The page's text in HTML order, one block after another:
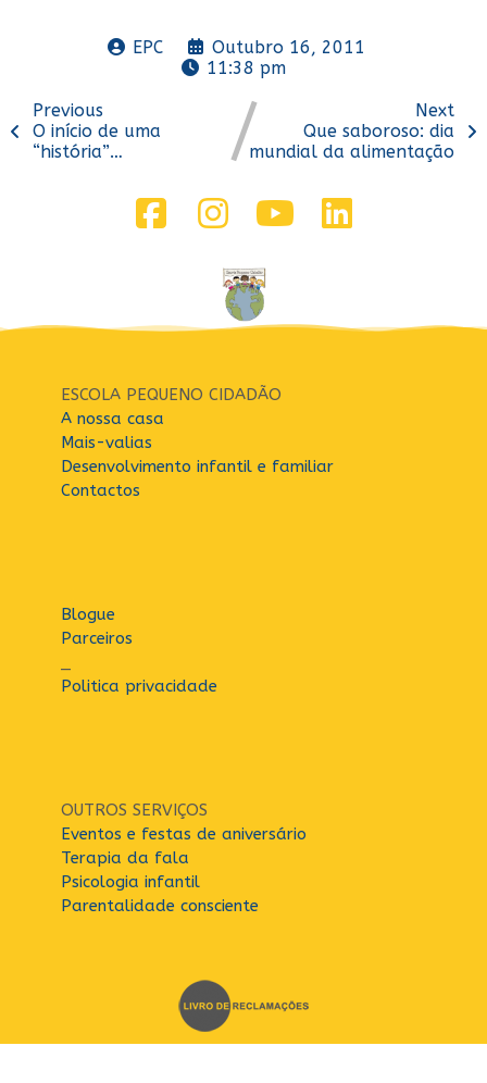
EPC
Outubro 16, 2011
11:38 pm
Previous
O início de uma
“história”…
Next
Que saboroso: dia
mundial da alimentação
ESCOLA PEQUENO CIDADÃO
A nossa casa
Mais-valias
Desenvolvimento infantil e familiar
Contactos
Blogue
Parceiros
Politica privacidade
OUTROS SERVIÇOS
Eventos e festas de aniversário
Terapia da fala
Psicologia infantil
Parentalidade consciente